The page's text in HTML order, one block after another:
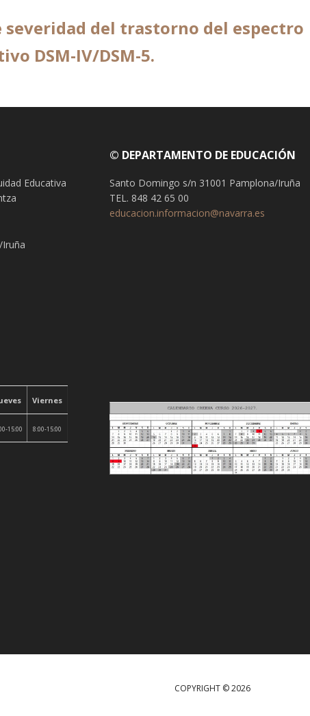
severidad del trastorno del
DSM-IV/DSM-5.
Educativa
Viernes
15:00 8:00-15:00
© DEPARTAMENTO DE EDUCACIÓN
Santo Domingo s/n 31001 Pamplona/Iruña
TEL. 848 42 65 00
educacion.informacion@navarra.es
COPYRIGHT © 2026